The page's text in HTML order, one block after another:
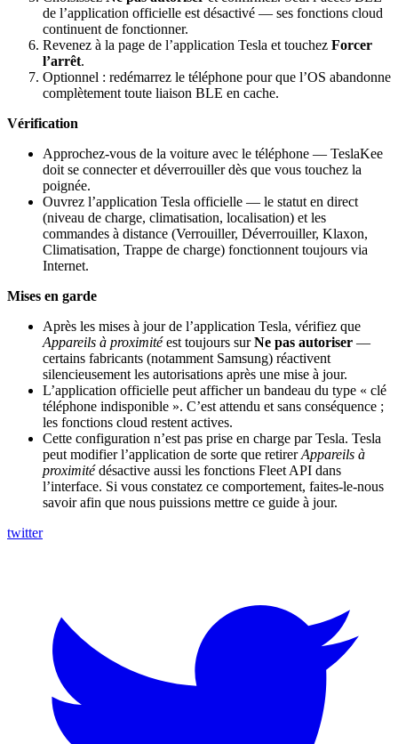
de l’application officielle est désactivé — ses fonctions cloud
continuent de fonctionner.
Revenez à la page de l’application Tesla et touchez Forcer
l’arrêt.
Optionnel : redémarrez le téléphone pour que l’OS abandonne
complètement toute liaison BLE en cache.
Vérification
Approchez-vous de la voiture avec le téléphone — TeslaKee
doit se connecter et déverrouiller dès que vous touchez la
poignée.
Ouvrez l’application Tesla officielle — le statut en direct
(niveau de charge, climatisation, localisation) et les
commandes à distance (Verrouiller, Déverrouiller, Klaxon,
Climatisation, Trappe de charge) fonctionnent toujours via
Internet.
Mises en garde
Après les mises à jour de l’application Tesla, vérifiez que
Appareils à proximitéest toujours surNe pas autoriser —
certains fabricants (notamment Samsung) réactivent
silencieusement les autorisations après une mise à jour.
L’application officielle peut afficher un bandeau du type « clé
téléphone indisponible ». C’est attendu et sans conséquence ;
les fonctions cloud restent actives.
Cette configuration n’est pas prise en charge par Tesla. Tesla
peut modifier l’application de sorte que retirerAppareils à
proximitédésactive aussi les fonctions Fleet API dans
l’interface. Si vous constatez ce comportement, faites-le-nous
savoir afin que nous puissions mettre ce guide à jour.
twitter